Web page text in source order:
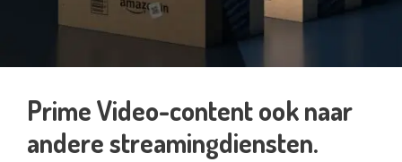
Prime Video-content ook naar
andere streamingdiensten.